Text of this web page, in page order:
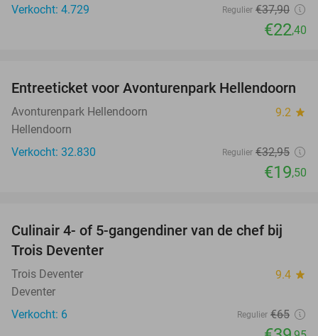
Verkocht: 4.729
Regulier €37,90
€22,40
41%
Entreeticket voor Avonturenpark Hellendoorn
Avonturenpark Hellendoorn 9.2 star
Hellendoorn
Verkocht: 32.830
Regulier €32,95
€19,50
39%
TODAY
Culinair 4- of 5-gangendiner van de chef bij
Trois Deventer
Trois Deventer 9.4 star
Deventer
Verkocht: 6
Regulier €65